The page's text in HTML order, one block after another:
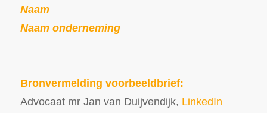
Naam
Naam onderneming
Bronvermelding voorbeeldbrief:
Advocaat mr Jan van Duijvendijk, LinkedIn